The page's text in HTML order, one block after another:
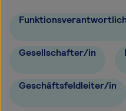
Gesellschafter/in
Geschäftsfeldleiter/in